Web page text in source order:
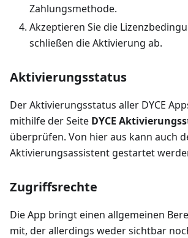
Zahlungsmethode.
Akzeptieren Sie die
schließen die Aktivierung ab.
Aktivierungsstatus
Der Aktivierungsstatus aller DYCE
mithilfe der Seite DYCE
überprüfen. Von hier aus kann auch
Aktivierungsassistent gestartet
Zugriffsrechte
Die App bringt einen allgemeinen
mit, der allerdings weder sichtbar